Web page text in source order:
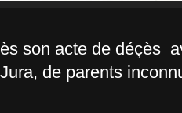
son acte de déçès
de parents